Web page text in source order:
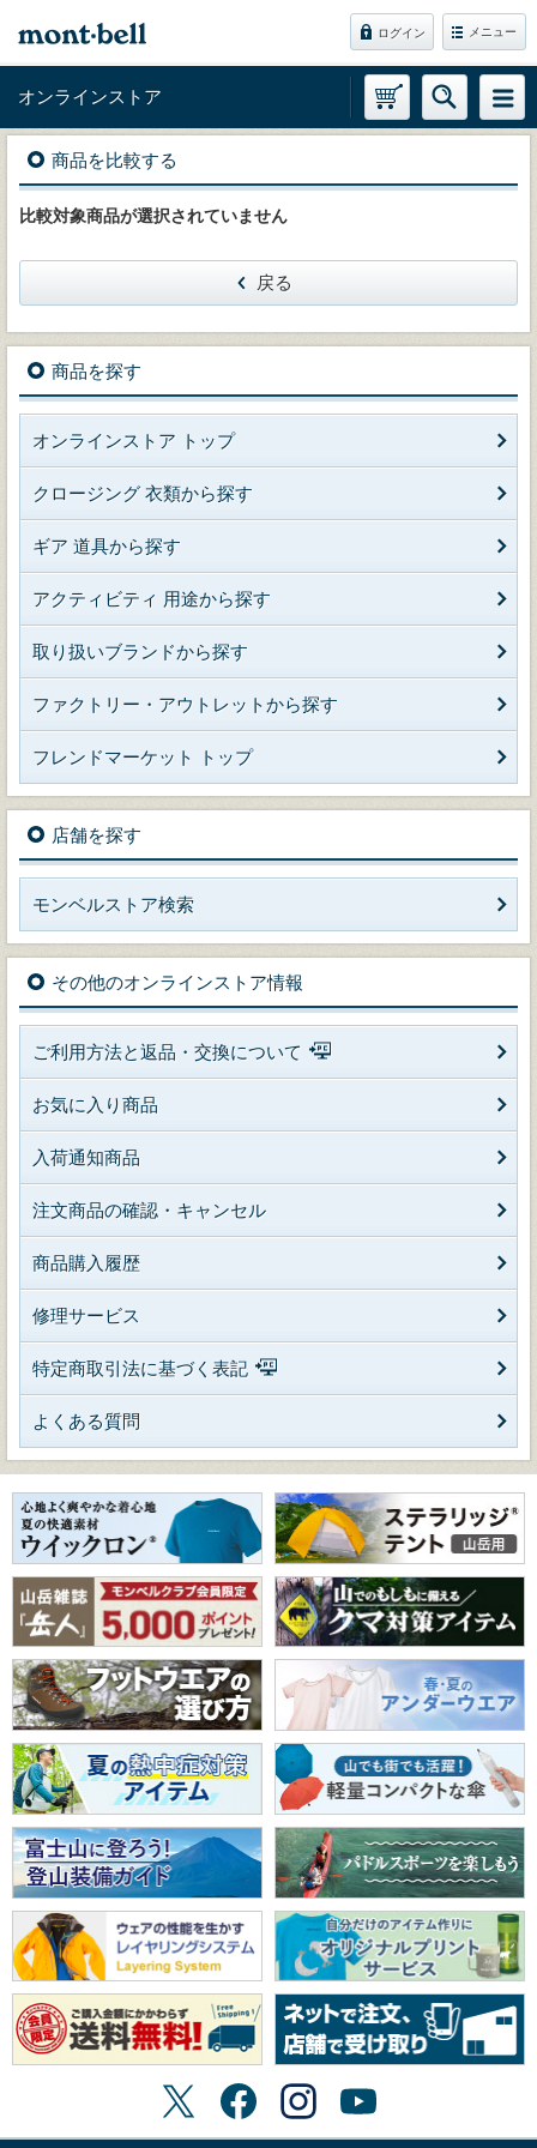
ログイン メニュー
オンラインストア
商品を比較する
比較対象商品が選択されていません
戻る
商品を探す
オンラインストア トップ
クロージング 衣類から探す
ギア 道具から探す
アクティビティ 用途から探す
取り扱いブランドから探す
ファクトリー・アウトレットから探す
フレンドマーケット トップ
店舗を探す
モンベルストア検索
その他のオンラインストア情報
ご利用方法と返品・交換について
お気に入り商品
入荷通知商品
注文商品の確認・キャンセル
商品購入履歴
修理サービス
特定商取引法に基づく表記
よくある質問